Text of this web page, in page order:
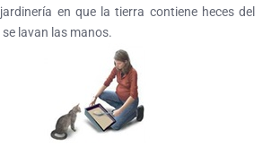
en que la tierra contiene heces del
lavan las manos.